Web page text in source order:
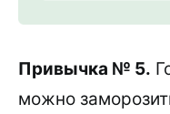
Привычка № 5.
можно